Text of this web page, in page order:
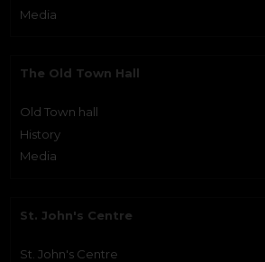
Media
The Old Town Hall
Old Town hall
History
Media
St. John's Centre
St. John's Centre